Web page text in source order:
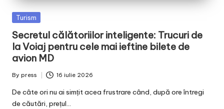
Posted
Turism
Secretul călătoriilor inteligente: Trucuri de
la Voiaj pentru cele mai ieftine bilete de
avion MD
Posted
by
By press 16 iulie 2026
De câte ori nu ai simțit acea frustrare când, după ore întregi
de căutări, prețul…